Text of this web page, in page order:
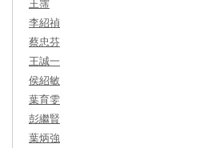
李紹禎
蔡忠芬
王誠一
侯紹敏
葉育雯
彭繼賢
葉炳強